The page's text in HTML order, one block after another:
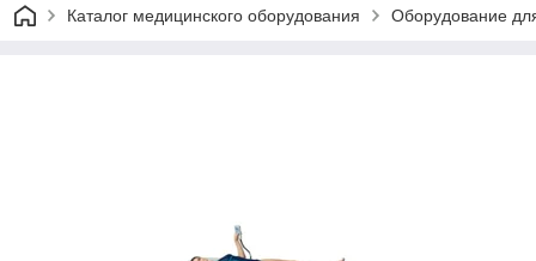
Каталог медицинского оборудования Оборудование